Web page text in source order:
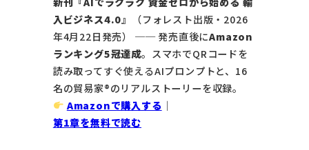
入ビジネス4.0』
（フォレスト出版・2026
年4月22日発売） ── 発売直後にAmazon
ランキング5冠達成。スマホでQRコードを
読み取ってすぐ使えるAIプロンプトと、16
名の貿易家®のリアルストーリーを収録。
Amazonで購入する ｜
第1章を無料で読む